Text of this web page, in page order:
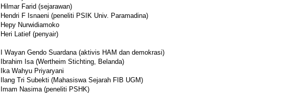
Hilmar Farid (sejarawan)
Hendri F Isnaeni (peneliti PSIK Univ. Paramadina)
Hepy Nurwidiamoko
Heri Latief (penyair)
I Wayan Gendo Suardana (aktivis HAM dan demokrasi)
Ibrahim Isa (Wertheim Stichting, Belanda)
Ika Wahyu Priyaryani
Ilang Tri Subekti (Mahasiswa Sejarah FIB UGM)
Imam Nasima (peneliti PSHK)